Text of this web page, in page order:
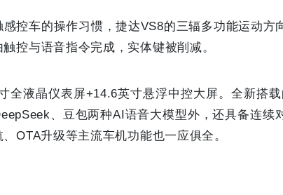
控车的操作习惯，捷达VS8的三辐多功能运动方
控与语音指令完成，实体键被削减。
全液晶仪表屏+14.6英寸悬浮中控大屏。全新搭
、豆包两种AI语音大模型外，还具备连续
OTA升级等主流车机功能也一应俱全。